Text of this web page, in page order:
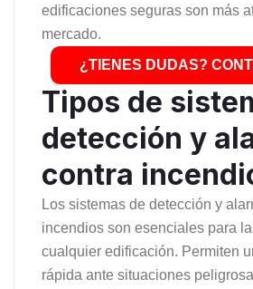
edificaciones seguras son más
mercado.
¿TIENES DUDAS?
Tipos de
detección y
contra
Los sistemas de detección y
incendios son esenciales para
cualquier edificación. Permiten
rápida ante situaciones